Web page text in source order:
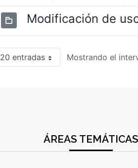
Modificación de
20 entradas Mostrando el
ÁREAS TEMÁTICAS